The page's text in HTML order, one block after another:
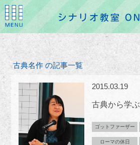
古典名作 の記事一覧
2015.03.19
古典から学ぶ
ゴットファーザー
ローマの休日